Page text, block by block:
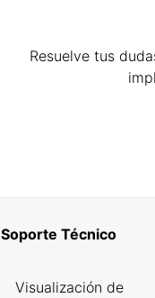
Resuelve tus
Soporte Técnico
Visualización de